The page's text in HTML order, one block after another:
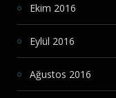
Ekim 2016
Eylül 2016
Ağustos 2016